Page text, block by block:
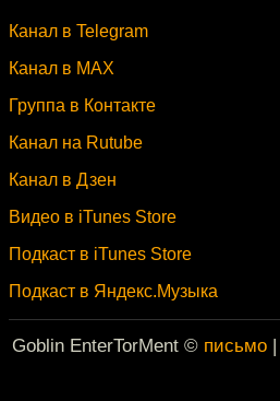
Канал в Telegram
Канал в MAX
Группа в Контакте
Канал на Rutube
Канал в Дзен
Видео в iTunes Store
Подкаст в iTunes Store
Подкаст в Яндекс.Музыка
Goblin EnterTorMent © письмо |